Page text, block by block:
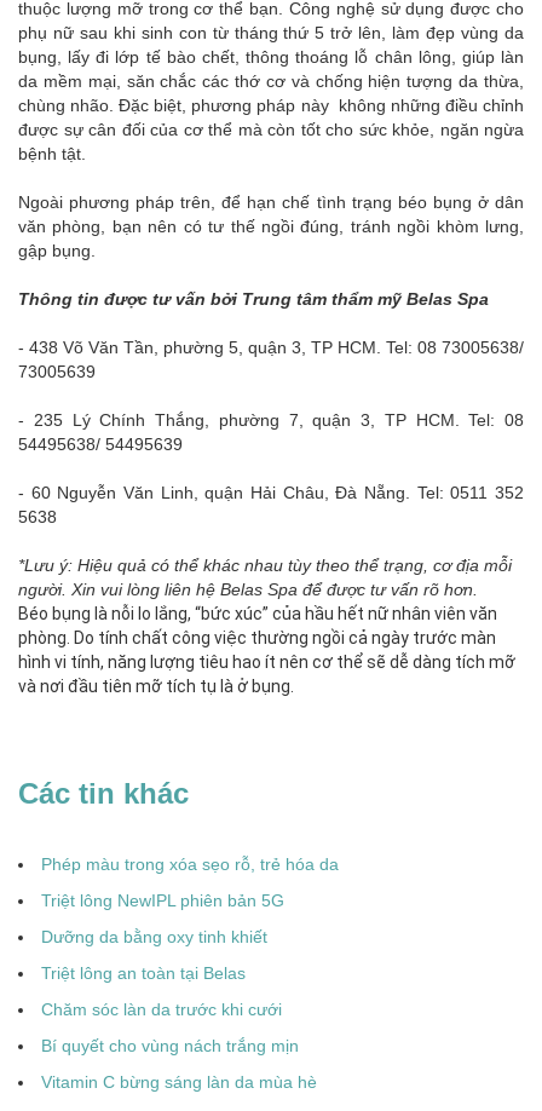
thuộc lượng mỡ trong cơ thể bạn. Công nghệ sử dụng được cho
phụ nữ sau khi sinh con từ tháng thứ 5 trở lên, làm đẹp vùng da
bụng, lấy đi lớp tế bào chết, thông thoáng lỗ chân lông, giúp làn
da mềm mại, săn chắc các thớ cơ và chống hiện tượng da thừa,
chùng nhão. Đặc biệt, phương pháp này không những điều chỉnh
được sự cân đối của cơ thể mà còn tốt cho sức khỏe, ngăn ngừa
bệnh tật.
Ngoài phương pháp trên, để hạn chế tình trạng béo bụng ở dân
văn phòng, bạn nên có tư thế ngồi đúng, tránh ngồi khòm lưng,
gập bụng.
Thông tin được tư vấn bởi Trung tâm thẩm mỹ Belas Spa
- 438 Võ Văn Tần, phường 5, quận 3, TP HCM. Tel: 08 73005638/
73005639
- 235 Lý Chính Thắng, phường 7, quận 3, TP HCM. Tel: 08
54495638/ 54495639
- 60 Nguyễn Văn Linh, quận Hải Châu, Đà Nẵng. Tel: 0511 352
5638
*Lưu ý: Hiệu quả có thể khác nhau tùy theo thể trạng, cơ địa mỗi
người. Xin vui lòng liên hệ Belas Spa để được tư vấn rõ hơn.
Béo bụng là nỗi lo lắng, “bức xúc” của hầu hết nữ nhân viên văn
phòng. Do tính chất công việc thường ngồi cả ngày trước màn
hình vi tính, năng lượng tiêu hao ít nên cơ thể sẽ dễ dàng tích mỡ
và nơi đầu tiên mỡ tích tụ là ở bụng.
Các tin khác
Phép màu trong xóa sẹo rỗ, trẻ hóa da
Triệt lông NewIPL phiên bản 5G
Dưỡng da bằng oxy tinh khiết
Triệt lông an toàn tại Belas
Chăm sóc làn da trước khi cưới
Bí quyết cho vùng nách trắng mịn
Vitamin C bừng sáng làn da mùa hè